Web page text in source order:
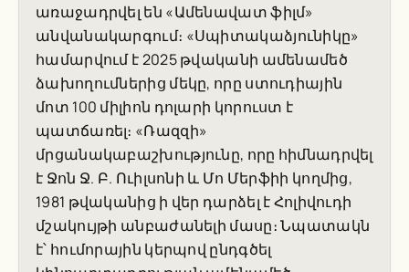
առաջադրվել են «Ամենավատ ֆիլմ»
անվանակարգում։ «Սպիտակաձյունիկը»
համարվում է 2025 թվականի ամենամեծ
ձախողումներից մեկը, որը ստուդիային
մոտ 100 միլիոն դոլարի կորուստ է
պատճառել։ «Ռազզի»
մրցանակաբաշխությունը, որը հիմնադրվել
է Ջոն Ջ. Բ. Ուիլսոնի և Մո Մերֆիի կողմից,
1981 թվականից ի վեր դարձել է Հոլիվուդի
մշակույթի անբաժանելի մասը։ Նպատակն
է՝ հումորային կերպով ընդգծել